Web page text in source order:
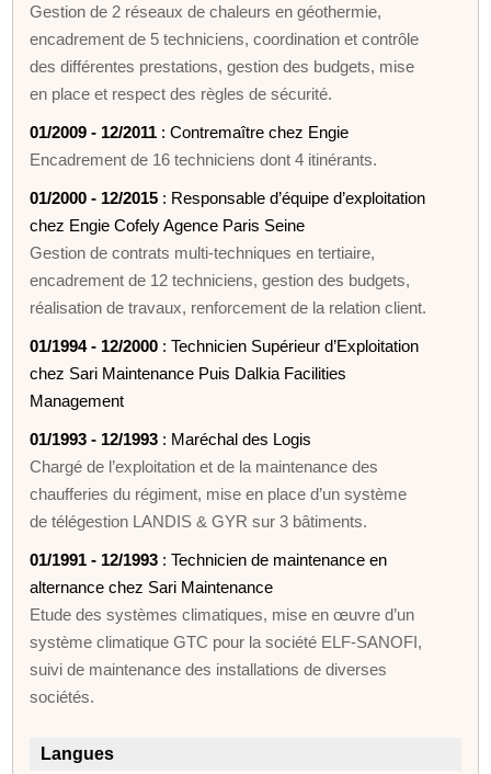
Gestion de 2 réseaux de chaleurs en géothermie,
encadrement de 5 techniciens, coordination et contrôle
des différentes prestations, gestion des budgets, mise
en place et respect des règles de sécurité.
01/2009 - 12/2011 : Contremaître chez Engie
Encadrement de 16 techniciens dont 4 itinérants.
01/2000 - 12/2015 : Responsable d’équipe d’exploitation
chez Engie Cofely Agence Paris Seine
Gestion de contrats multi-techniques en tertiaire,
encadrement de 12 techniciens, gestion des budgets,
réalisation de travaux, renforcement de la relation client.
01/1994 - 12/2000 : Technicien Supérieur d’Exploitation
chez Sari Maintenance Puis Dalkia Facilities
Management
01/1993 - 12/1993 : Maréchal des Logis
Chargé de l’exploitation et de la maintenance des
chaufferies du régiment, mise en place d’un système
de télégestion LANDIS & GYR sur 3 bâtiments.
01/1991 - 12/1993 : Technicien de maintenance en
alternance chez Sari Maintenance
Etude des systèmes climatiques, mise en œuvre d’un
système climatique GTC pour la société ELF-SANOFI,
suivi de maintenance des installations de diverses
sociétés.
Langues